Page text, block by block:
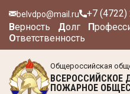
belvdpo@mail.ru
+7
Верность Долг П
Ответственность
Общероссийская
ВСЕРОССИЙСКОЕ
ПОЖАРНОЕ